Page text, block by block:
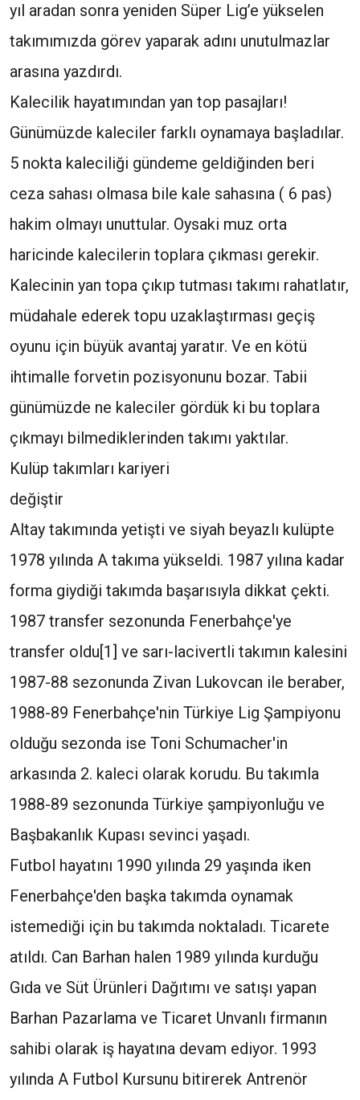
yıl aradan sonra yeniden Süper Lig’e yükselen
takımımızda görev yaparak adını unutulmazlar
arasına yazdırdı.
Kalecilik hayatımından yan top pasajları!
Günümüzde kaleciler farklı oynamaya başladılar.
5 nokta kaleciliği gündeme geldiğinden beri
ceza sahası olmasa bile kale sahasına ( 6 pas)
hakim olmayı unuttular. Oysaki muz orta
haricinde kalecilerin toplara çıkması gerekir.
Kalecinin yan topa çıkıp tutması takımı rahatlatır,
müdahale ederek topu uzaklaştırması geçiş
oyunu için büyük avantaj yaratır. Ve en kötü
ihtimalle forvetin pozisyonunu bozar. Tabii
günümüzde ne kaleciler gördük ki bu toplara
çıkmayı bilmediklerinden takımı yaktılar.
Kulüp takımları kariyeri
değiştir
Altay takımında yetişti ve siyah beyazlı kulüpte
1978 yılında A takıma yükseldi. 1987 yılına kadar
forma giydiği takımda başarısıyla dikkat çekti.
1987 transfer sezonunda Fenerbahçe'ye
transfer oldu[1] ve sarı-lacivertli takımın kalesini
1987-88 sezonunda Zivan Lukovcan ile beraber,
1988-89 Fenerbahçe'nin Türkiye Lig Şampiyonu
olduğu sezonda ise Toni Schumacher'in
arkasında 2. kaleci olarak korudu. Bu takımla
1988-89 sezonunda Türkiye şampiyonluğu ve
Başbakanlık Kupası sevinci yaşadı.
Futbol hayatını 1990 yılında 29 yaşında iken
Fenerbahçe'den başka takımda oynamak
istemediği için bu takımda noktaladı. Ticarete
atıldı. Can Barhan halen 1989 yılında kurduğu
Gıda ve Süt Ürünleri Dağıtımı ve satışı yapan
Barhan Pazarlama ve Ticaret Unvanlı firmanın
sahibi olarak iş hayatına devam ediyor. 1993
yılında A Futbol Kursunu bitirerek Antrenör